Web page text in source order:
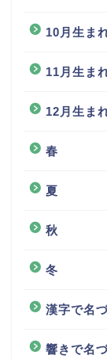
10月生ま
11月生ま
12月生ま
春
夏
秋
冬
漢字で名
響きで名